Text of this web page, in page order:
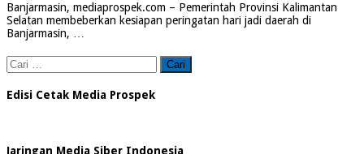
Banjarmasin, mediaprospek.com – Pemerintah Provinsi Kalimantan
Selatan membeberkan kesiapan peringatan hari jadi daerah di
Banjarmasin, …
Cari
untuk:
Edisi Cetak Media Prospek
Jaringan Media Siber Indonesia